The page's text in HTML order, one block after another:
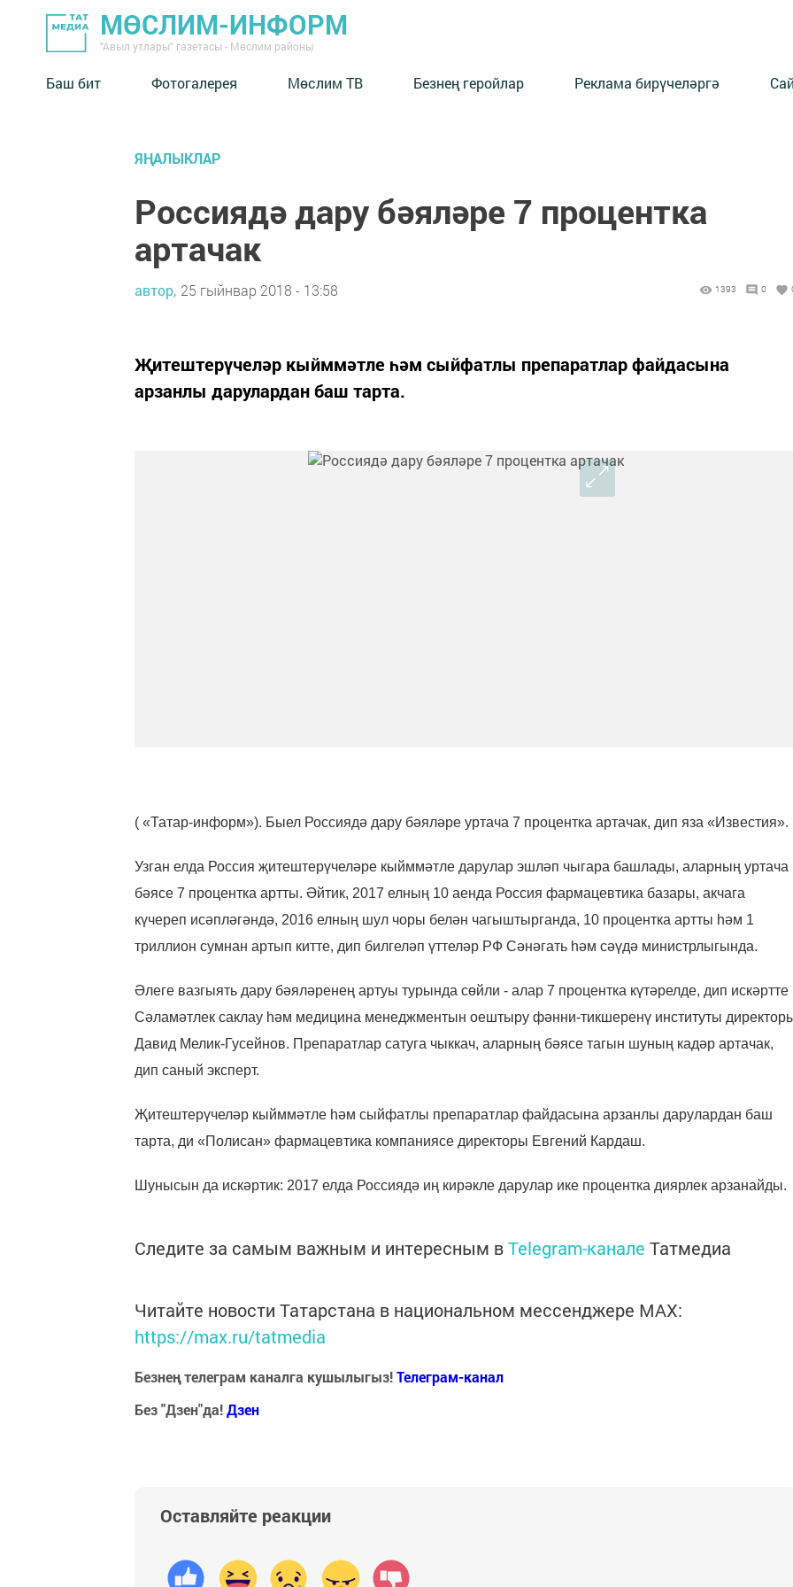
МӨСЛИМ-ИНФОРМ
"Авыл утлары" газетасы - Мөслим районы
Баш бит Фотогалерея Мөслим ТВ Безнең геройлар Реклама бирүчеләргә
ЯҢАЛЫКЛАР
Россиядә дару бәяләре 7 процентка
артачак
автор, 25 гыйнвар 2018 - 13:58 1393 0
Җитештерүчеләр кыйммәтле һәм сыйфатлы препаратлар файдасына
арзанлы дарулардан баш тарта.
( «Татар-информ»). Быел Россиядә дару бәяләре уртача 7 процентка артачак, дип яза «Известия».
Узган елда Россия җитештерүчеләре кыйммәтле дарулар эшләп чыгара башлады, аларның уртача
бәясе 7 процентка артты. Әйтик, 2017 елның 10 аенда Россия фармацевтика базары, акчага
күчереп исәпләгәндә, 2016 елның шул чоры белән чагыштырганда, 10 процентка артты һәм 1
триллион сумнан артып китте, дип билгеләп үттеләр РФ Сәнәгать һәм сәүдә министрлыгында.
Әлеге вазгыять дару бәяләренең артуы турында сөйли - алар 7 процентка күтәрелде, дип искәртте
Сәламәтлек саклау һәм медицина менеджментын оештыру фәнни-тикшеренү институты
Давид Мелик-Гусейнов. Препаратлар сатуга чыккач, аларның бәясе тагын шуның кадәр артачак,
дип саный эксперт.
Җитештерүчеләр кыйммәтле һәм сыйфатлы препаратлар файдасына арзанлы дарулардан баш
тарта, ди «Полисан» фармацевтика компаниясе директоры Евгений Кардаш.
Шунысын да искәртик: 2017 елда Россиядә иң кирәкле дарулар ике процентка диярлек арзанайды.
Следите за самым важным и интересным вTelegram-канале Татмедиа
Читайте новости Татарстана в национальном мессенджере MАХ:
https://max.ru/tatmedia
Безнең телеграм каналга кушылыгыз!Телеграм-канал
Без "Дзен"да!Дзен
Оставляйте реакции